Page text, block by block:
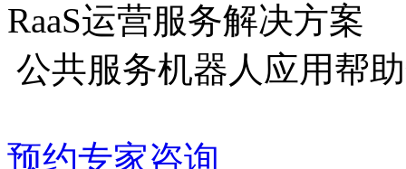
RaaS运营服务解决方案
公共服务机器人应用帮
预约专家咨询